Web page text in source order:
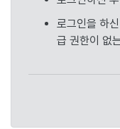
로그인을 하
급 권한이 없